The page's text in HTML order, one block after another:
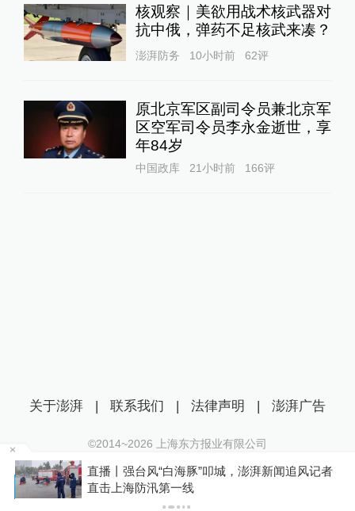
核观察｜美欲用战术核武器对
抗中俄，弹药不足核武来凑？
澎湃防务 10小时前 62评
原北京军区副司令员兼北京军
区空军司令员李永金逝世，享
年84岁
中国政库 21小时前 166评
直播丨强台风“白海豚”叩城，澎湃新闻追风记者
直击上海防汛第一线
关于澎湃 | 联系我们 | 法律声明 | 澎湃广告
©2014~2026 上海东方报业有限公司
沪ICP证：沪B2-20170116 | 沪ICP备14003370号
互联网新闻信息服务许可证：31120170006
沪公网安备 31010602000299号